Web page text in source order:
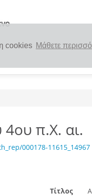
cookies Μάθετε
4ου π.Χ. αι.
000178-11615_14967
Τίτλος